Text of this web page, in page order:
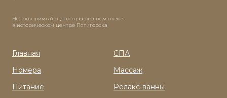
Неповторимый отдых в роскошном отеле
в историческом центре Пятигорска
Главная
Номера
Питание
СПА
Массаж
Релакс-ванны